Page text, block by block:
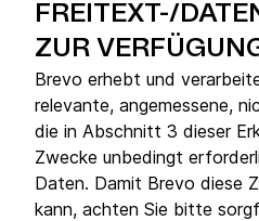
FREITEXT-/
ZUR
Brevo erhebt und
relevante, angemessene,
die in Abschnitt 3 dieser
Zwecke unbedingt
Daten. Damit Brevo diese
kann, achten Sie bitte